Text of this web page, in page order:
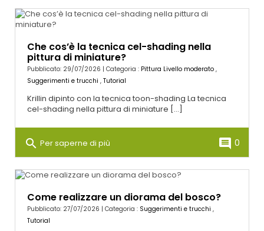
Che cos’è la tecnica cel-shading nella
pittura di miniature?
Pubblicato: 29/07/2026 | Categoria : Pittura Livello moderato ,
Suggerimenti e trucchi , Tutorial
Krillin dipinto con la tecnica toon-shading La tecnica
cel-shading nella pittura di miniature [...]
search Per saperne di più comment 0
Come realizzare un diorama del bosco?
Pubblicato: 27/07/2026 | Categoria : Suggerimenti e trucchi ,
Tutorial